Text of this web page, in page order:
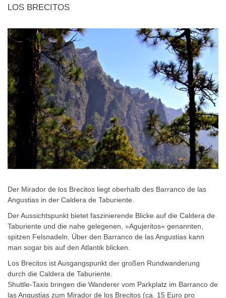
LOS BRECITOS
Der Mirador de los Brecitos liegt oberhalb des Barranco de las
Angustias in der Caldera de Taburiente.
Der Aussichtspunkt bietet faszinierende Blicke auf die Caldera de
Taburiente und die nahe gelegenen, »Agujeritos« genannten,
spitzen Felsnadeln. Über den Barranco de las Angustias kann
man sogar bis auf den Atlantik blicken.
Los Brecitos ist Ausgangspunkt der großen Rundwanderung
durch die Caldera de Taburiente.
Shuttle-Taxis bringen die Wanderer vom Parkplatz im Barranco de
las Angustias zum Mirador de los Brecitos (ca. 15 Euro pro